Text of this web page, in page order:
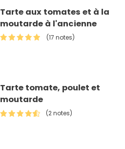
Tarte aux tomates et à la
moutarde à l'ancienne
(17 notes)
Tarte tomate, poulet et
moutarde
(2 notes)